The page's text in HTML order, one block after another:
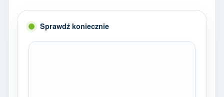
Sprawdź koniecznie